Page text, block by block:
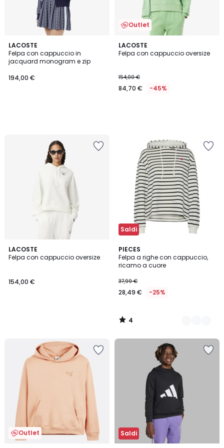
LACOSTE
Felpa con cappuccio in
jacquard monogram e zip
194,00 €
Outlet
LACOSTE
Felpa con cappuccio oversize
154,00 €
84,70 € -45%
LACOSTE
Felpa con cappuccio oversize
154,00 €
Saldi
PIECES
Felpa a righe con cappuccio,
ricamo a cuore
37,99 €
28,49 € -25%
4
/
5
2
Colori
4
/
Outlet Saldi